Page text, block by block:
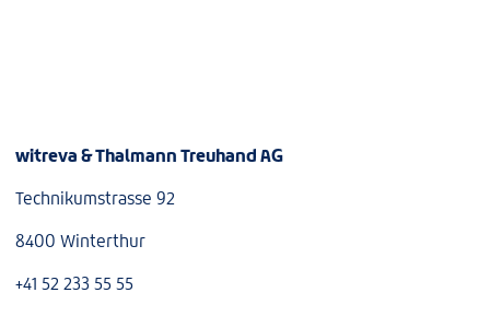
witreva & Thalmann Treuhand AG
Technikumstrasse 92
8400 Winterthur
+41 52 233 55 55